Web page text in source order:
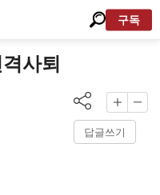
구독
사퇴
답글쓰기